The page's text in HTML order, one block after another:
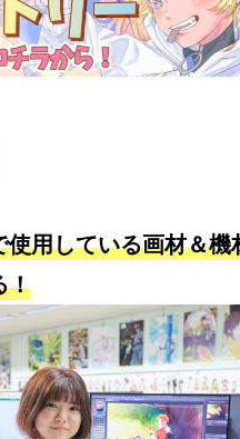
使用している画材＆機
！